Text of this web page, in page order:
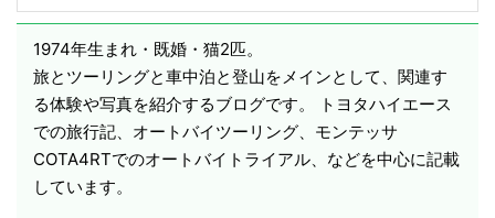
1974年生まれ・既婚・猫2匹。
旅とツーリングと車中泊と登山をメインとして、関連す
る体験や写真を紹介するブログです。 トヨタハイエース
での旅行記、オートバイツーリング、モンテッサ
COTA4RTでのオートバイトライアル、などを中心に記載
しています。